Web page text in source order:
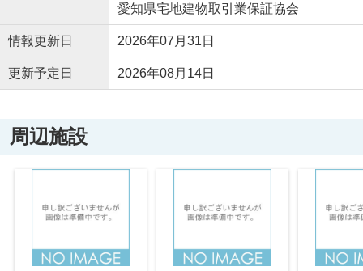
愛知県宅地建物取引業保証協会
情報更新日 2026年07月31日
更新予定日 2026年08月14日
周辺施設